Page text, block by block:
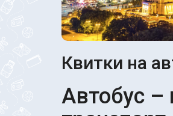
Квитки на
Автобус –